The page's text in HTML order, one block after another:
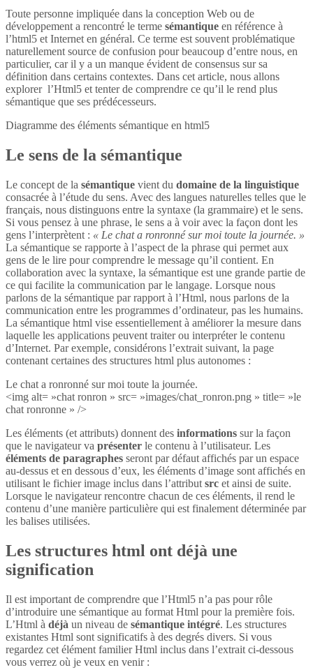
Toute personne impliquée dans la conception Web ou de
développement a rencontré le terme sémantique en référence à
l’html5 et Internet en général. Ce terme est souvent problématique
naturellement source de confusion pour beaucoup d’entre nous, en
particulier, car il y a un manque évident de consensus sur sa
définition dans certains contextes. Dans cet article, nous allons
explorer l’Html5 et tenter de comprendre ce qu’il le rend plus
sémantique que ses prédécesseurs.
Diagramme des éléments sémantique en html5
Le sens de la sémantique
Le concept de la sémantique vient du domaine de la linguistique
consacrée à l’étude du sens. Avec des langues naturelles telles que le
français, nous distinguons entre la syntaxe (la grammaire) et le sens.
Si vous pensez à une phrase, le sens a à voir avec la façon dont les
gens l’interprètent : « Le chat a ronronné sur moi toute la journée. »
La sémantique se rapporte à l’aspect de la phrase qui permet aux
gens de le lire pour comprendre le message qu’il contient. En
collaboration avec la syntaxe, la sémantique est une grande partie de
ce qui facilite la communication par le langage. Lorsque nous
parlons de la sémantique par rapport à l’Html, nous parlons de la
communication entre les programmes d’ordinateur, pas les humains.
La sémantique html vise essentiellement à améliorer la mesure dans
laquelle les applications peuvent traiter ou interpréter le contenu
d’Internet. Par exemple, considérons l’extrait suivant, la page
contenant certaines des structures html plus autonomes :
Le chat a ronronné sur moi toute la journée.
<img alt= »chat ronron » src= »images/chat_ronron.png » title= »le
chat ronronne » />
Les éléments (et attributs) donnent des informations sur la façon
que le navigateur va présenter le contenu à l’utilisateur. Les
éléments de paragraphes seront par défaut affichés par un espace
au-dessus et en dessous d’eux, les éléments d’image sont affichés en
utilisant le fichier image inclus dans l’attribut src et ainsi de suite.
Lorsque le navigateur rencontre chacun de ces éléments, il rend le
contenu d’une manière particulière qui est finalement déterminée par
les balises utilisées.
Les structures html ont déjà une
signification
Il est important de comprendre que l’Html5 n’a pas pour rôle
d’introduire une sémantique au format Html pour la première fois.
L’Html à déjà un niveau de sémantique intégré. Les structures
existantes Html sont significatifs à des degrés divers. Si vous
regardez cet élément familier Html inclus dans l’extrait ci-dessous
vous verrez où je veux en venir :